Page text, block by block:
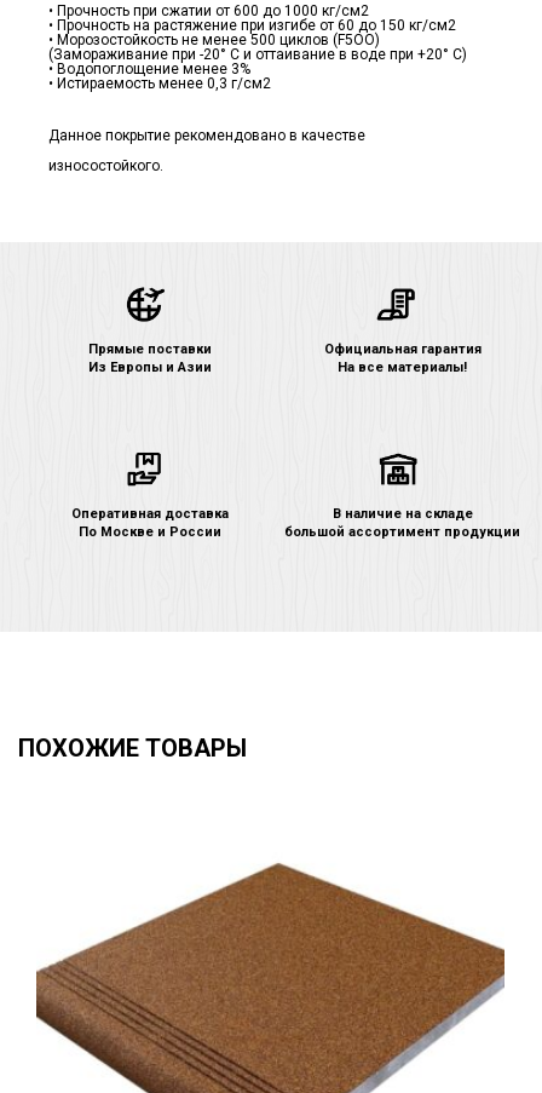
• Прочность при сжатии от 600 до 1000 кг/см2
• Прочность на растяжение при изгибе от 60 до 150 кг/см2
• Морозостойкость не менее 500 циклов (F5ОО)
(Замораживание при -20° С и оттаивание в воде при +20° С)
• Водопоглощение менее 3%
• Истираемость менее 0,3 г/см2
Данное покрытие рекомендовано в качестве
износостойкого.
Прямые поставки
Из Европы и Азии
Официальная гарантия
На все материалы!
Оперативная доставка
По Москве и России
В наличие на складе
большой ассортимент продукции
ПОХОЖИЕ ТОВАРЫ